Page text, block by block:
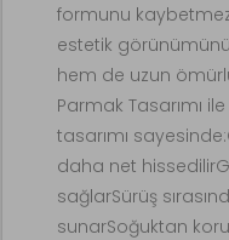
formunu
estetik
hem de uzun
Parmak Tasarımı
tasarımı
daha net
sağlarSürüş
sunarSoğuktan